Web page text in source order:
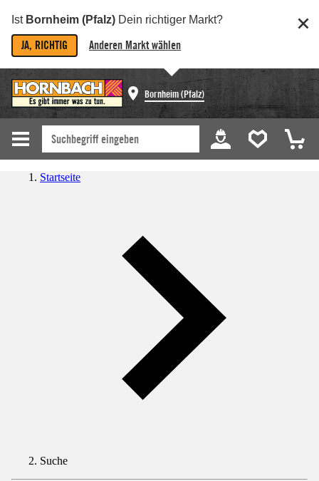
Ist Bornheim (Pfalz) Dein richtiger Markt?
JA, RICHTIG Anderen Markt wählen
Bornheim (Pfalz)
Startseite
Suche